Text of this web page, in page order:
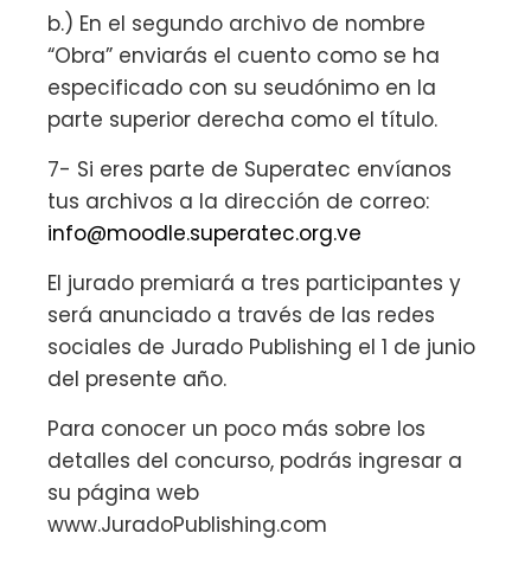
b.) En el segundo archivo de nombre
“Obra” enviarás el cuento como se ha
especificado con su seudónimo en la
parte superior derecha como el título.
7- Si eres parte de Superatec envíanos
tus archivos a la dirección de correo:
info@moodle.superatec.org.ve
El jurado premiará a tres participantes y
será anunciado a través de las redes
sociales de Jurado Publishing el 1 de junio
del presente año.
Para conocer un poco más sobre los
detalles del concurso, podrás ingresar a
su página web
www.JuradoPublishing.com